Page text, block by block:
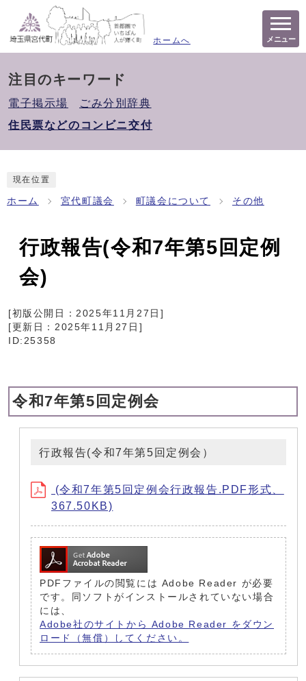
ホームへ メニュー
注目のキーワード
電子掲示場
ごみ分別辞典
住民票などのコンビニ交付
現在位置
ホーム 宮代町議会 町議会について その他
行政報告(令和7年第5回定例
会)
[初版公開日：2025年11月27日 ]
[更新日： 2025年11月27日 ]
ID:25358
令和7年第5回定例会
行政報告(令和7年第5回定例会）
(令和7年第5回定例会行政報告.PDF形式、
367.50KB)
PDFファイルの閲覧には Adobe Reader が必要
です。同ソフトがインストールされていない場合
には、
Adobe社のサイトから Adobe Reader をダウン
ロード（無償）してください。